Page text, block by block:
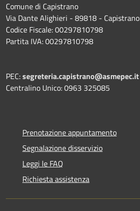
Comune di Capistrano
Via Dante Alighieri - 89818 - Capistrano
Codice Fiscale: 00297810798
Partita IVA: 00297810798
PEC:segreteria.capistrano@asmepec.it
Centralino Unico: 0963 325085
Prenotazione appuntamento
Segnalazione disservizio
Leggi le FAQ
Richiesta assistenza